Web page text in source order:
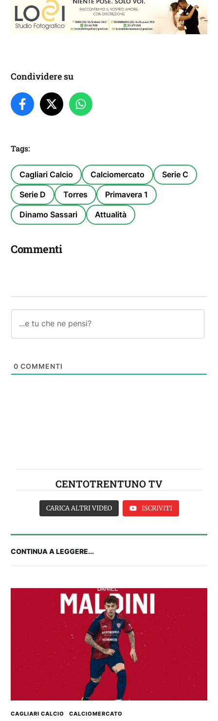
Condividere su
Tags:
Cagliari Calcio Calciomercato Serie C
Serie D Torres Primavera 1
Dinamo Sassari Attualità
Commenti
0 COMMENTI
CENTOTRENTUNO TV
2° TROFEO RIVA | IL POST-PARTITA: commenta
con noi il match tra Cagliari e Nizza
CARICA ALTRI VIDEO ISCRIVITI
CONTINUA A LEGGERE...
CAGLIARI CALCIO CALCIOMERCATO